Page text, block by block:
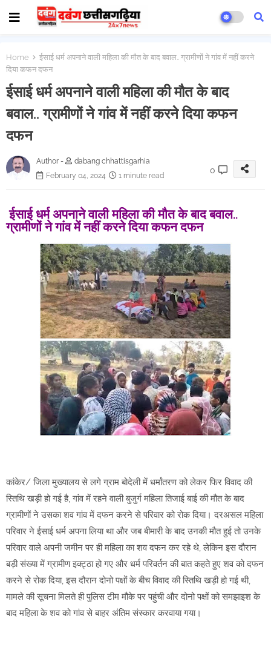
Home
ईसाई धर्म अपनाने वाली महिला की मौत के बाद बवाल.. ग्रामीणों ने गांव में नहीं करने
दिया कफन दफन
ईसाई धर्म अपनाने वाली महिला की मौत के बाद
बवाल.. ग्रामीणों ने गांव में नहीं करने दिया कफन
दफन
Author -
dabang chhattisgarhia
February 04, 2024
1 minute read
0
ईसाई धर्म अपनाने वाली महिला की मौत के बाद बवाल..
ग्रामीणों ने गांव में नहीं करने दिया कफन दफन
कांकेर/ जिला मुख्यालय से लगे ग्राम बोदेली में धर्मांतरण को लेकर फिर विवाद की
स्तिथि खड़ी हो गई है, गांव में रहने वाली बुजुर्ग महिला तिजाई बाई की मौत के बाद
ग्रामीणों ने उसका शव गांव में दफन करने से परिवार को रोक दिया। दरअसल महिला
परिवार ने ईसाई धर्म अपना लिया था और जब बीमारी के बाद उनकी मौत हुई तो उनके
परिवार वाले अपनी जमीन पर ही महिला का शव दफन कर रहे थे, लेकिन इस दौरान
बड़ी संख्या में ग्रामीण इक्ट्ठा हो गए और धर्म परिवर्तन की बात कहते हुए शव को दफन
करने से रोक दिया, इस दौरान दोनो पक्षों के बीच विवाद की स्तिथि खड़ी हो गई थी,
मामले की सूचना मिलते ही पुलिस टीम मौके पर पहुंची और दोनो पक्षों को समझाइश के
बाद महिला के शव को गांव से बाहर अंतिम संस्कार करवाया गया।